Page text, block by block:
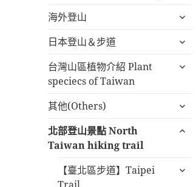
子
單
海外登山
展
子
單
日本登山＆步道
展
子
台灣山區植物介紹 Plant
speciecs of Taiwan
展
選
其他(Others)
展
子
北部登山景點 North
Taiwan hiking trail
展
選
【臺北區步道】Taipei
展